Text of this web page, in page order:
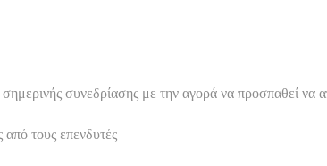
με
μια
συνεδρίασης με την αγορά να προσπαθεί να
τους επενδυτές